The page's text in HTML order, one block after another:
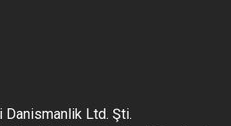
Danismanlik Ltd. Şti.